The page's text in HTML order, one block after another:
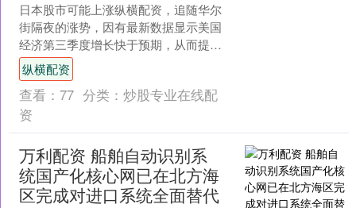
日本股市可能上涨纵横配资，追随华尔
街隔夜的涨势，因有最新数据显示美国
经济第三季度增长快于预期，从而提振
了华尔街股市。此外，美国科技股的领
涨势头可能会传导至日本科....
纵横配资
查看： 77 分类： 炒股专业在线配
资
万利配资 船舶自动识别系
统国产化核心网已在北方海
区完成对进口系统全面替代